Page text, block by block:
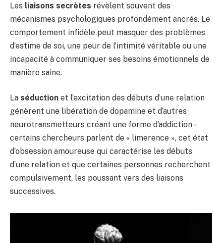
Les liaisons secrètes révèlent souvent des
mécanismes psychologiques profondément ancrés. Le
comportement infidèle peut masquer des problèmes
d’estime de soi, une peur de l’intimité véritable ou une
incapacité à communiquer ses besoins émotionnels de
manière saine.
La séduction et l’excitation des débuts d’une relation
génèrent une libération de dopamine et d’autres
neurotransmetteurs créant une forme d’addiction –
certains chercheurs parlent de « limerence », cet état
d’obsession amoureuse qui caractérise les débuts
d’une relation et que certaines personnes recherchent
compulsivement, les poussant vers des liaisons
successives.